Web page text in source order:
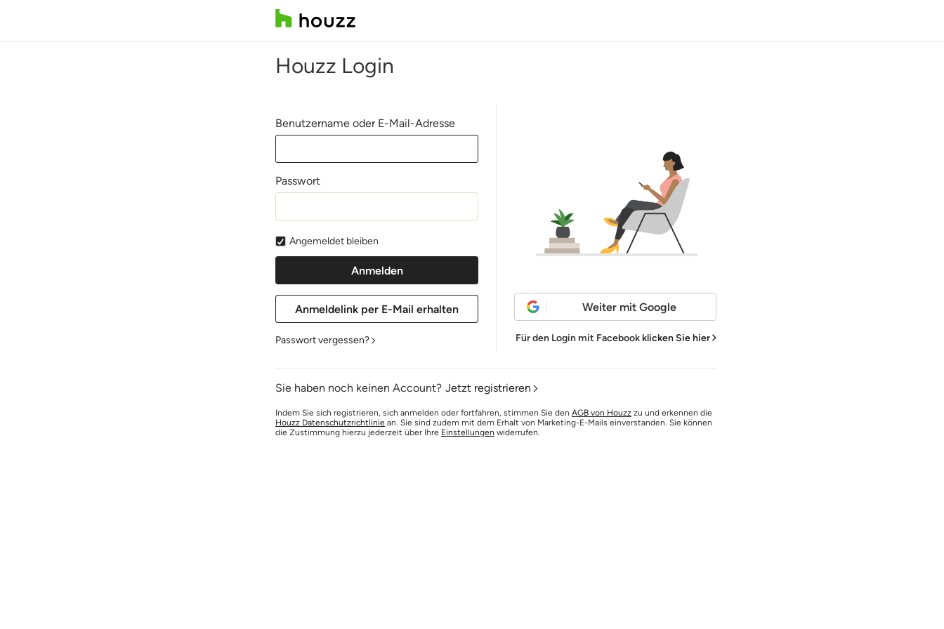
Houzz Login
Benutzername oder E-Mail-Adresse
Passwort
Angemeldet bleiben
Passwort vergessen?
Weiter mit Google
Für den Login mit Facebookklicken Sie hier
Sie haben noch keinen Account? Jetzt registrieren
Indem Sie sich registrieren, sich anmelden oder fortfahren, stimmen Sie den AGB von Houzz zu und erkennen die
Houzz Datenschutzrichtlinie an. Sie sind zudem mit dem Erhalt von Marketing-E-Mails einverstanden. Sie können
die Zustimmung hierzu jederzeit über Ihre Einstellungen widerrufen.